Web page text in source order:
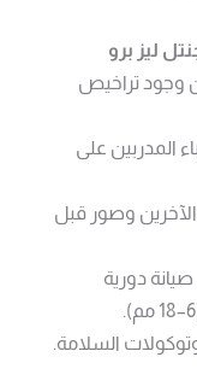
ليز برو
وجود تراخيص
المدربين على
وصور قبل
دورية
السلامة.